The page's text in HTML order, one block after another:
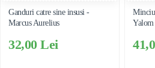
Ganduri catre sine insusi -
Marcus Aurelius
32,00 Lei
Yalom